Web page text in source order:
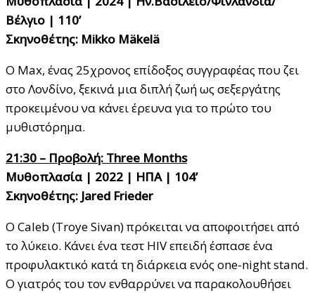
Βέλγιο | 110’
Σκηνοθέτης: Mikko Mäkelä
Ο Max, ένας 25χρονος επίδοξος συγγραφέας που ζει
στο Λονδίνο, ξεκινά μια διπλή ζωή ως σεξεργάτης
προκειμένου να κάνει έρευνα για το πρώτο του
μυθιστόρημα.
21:30 – Προβολή: Three Months
Μυθοπλασία | 2022 | ΗΠΑ | 104’
Σκηνοθέτης: Jared Frieder
Ο Caleb (Troye Sivan) πρόκειται να αποφοιτήσει από
το λύκειο. Κάνει ένα τεστ HIV επειδή έσπασε ένα
προφυλακτικό κατά τη διάρκεια ενός one-night stand.
Ο γιατρός του τον ενθαρρύνει να παρακολουθήσει